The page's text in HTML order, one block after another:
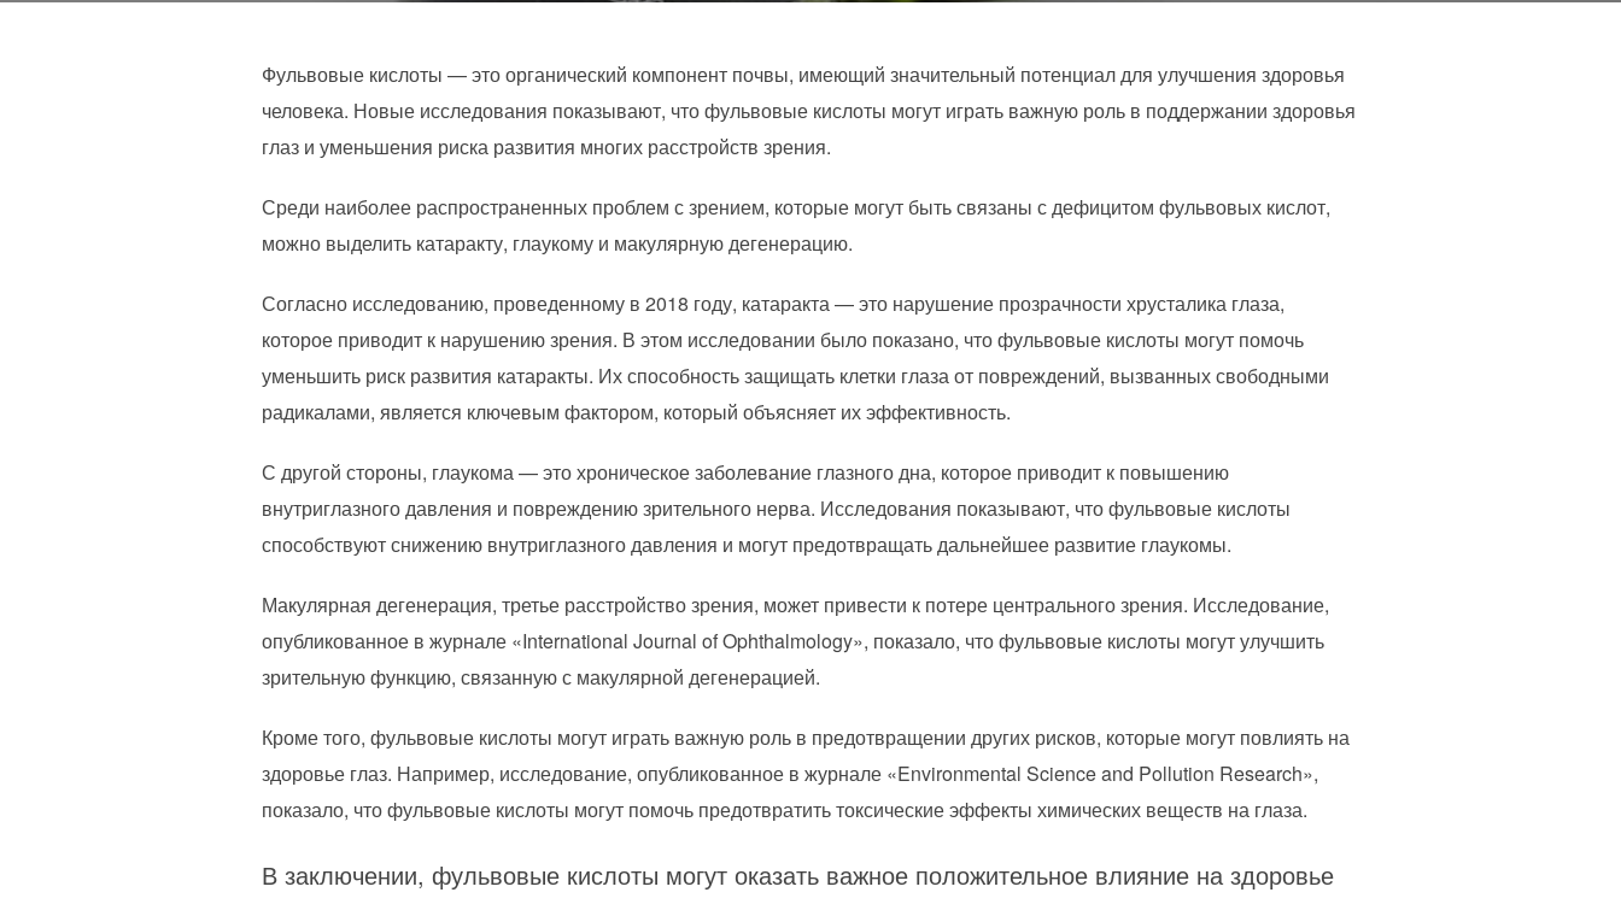
Фульвовые кислоты — это органический компонент почвы, имеющий значительный потенциал для улучшения здоровья
человека. Новые исследования показывают, что фульвовые кислоты могут играть важную роль в поддержании здоровья
глаз и уменьшения риска развития многих расстройств зрения.
Среди наиболее распространенных проблем с зрением, которые могут быть связаны с дефицитом фульвовых кислот,
можно выделить катаракту, глаукому и макулярную дегенерацию.
Согласно исследованию, проведенному в 2018 году, катаракта — это нарушение прозрачности хрусталика глаза,
которое приводит к нарушению зрения. В этом исследовании было показано, что фульвовые кислоты могут помочь
уменьшить риск развития катаракты. Их способность защищать клетки глаза от повреждений, вызванных свободными
радикалами, является ключевым фактором, который объясняет их эффективность.
С другой стороны, глаукома — это хроническое заболевание глазного дна, которое приводит к повышению
внутриглазного давления и повреждению зрительного нерва. Исследования показывают, что фульвовые кислоты
способствуют снижению внутриглазного давления и могут предотвращать дальнейшее развитие глаукомы.
Макулярная дегенерация, третье расстройство зрения, может привести к потере центрального зрения. Исследование,
опубликованное в журнале «International Journal of Ophthalmology», показало, что фульвовые кислоты могут улучшить
зрительную функцию, связанную с макулярной дегенерацией.
Кроме того, фульвовые кислоты могут играть важную роль в предотвращении других рисков, которые могут повлиять на
здоровье глаз. Например, исследование, опубликованное в журнале «Environmental Science and Pollution Research»,
показало, что фульвовые кислоты могут помочь предотвратить токсические эффекты химических веществ на глаза.
В заключении, фульвовые кислоты могут оказать важное положительное влияние на здоровье